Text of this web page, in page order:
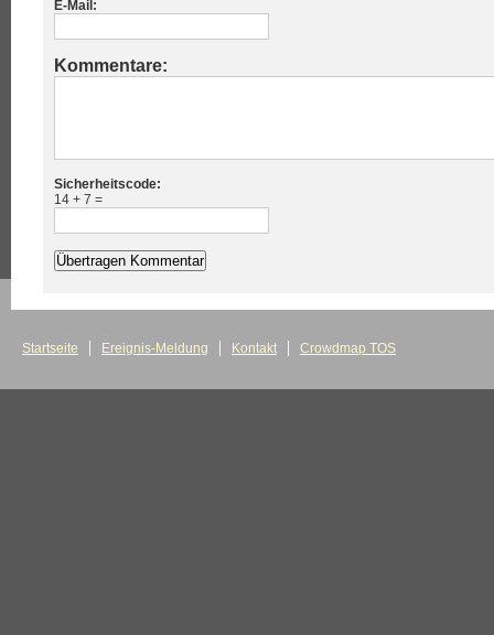
E-Mail:
Kommentare:
Sicherheitscode:
14 + 7 =
Startseite Ereignis-Meldung Kontakt Crowdmap TOS